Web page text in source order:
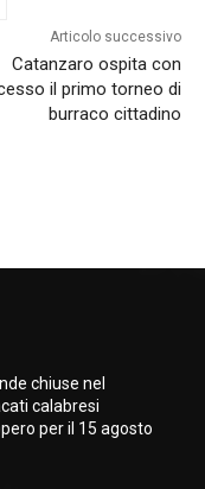
Articolo successivo
Catanzaro ospita con
il primo torneo di
burraco cittadino
chiuse nel
calabresi
per il 15 agosto